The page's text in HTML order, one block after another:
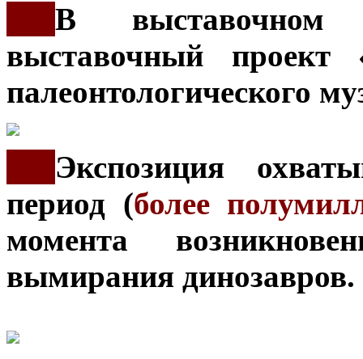
В
выставочный проект
палеонтологического
Экспозиция
период (более
момента
вымирания динозавров.